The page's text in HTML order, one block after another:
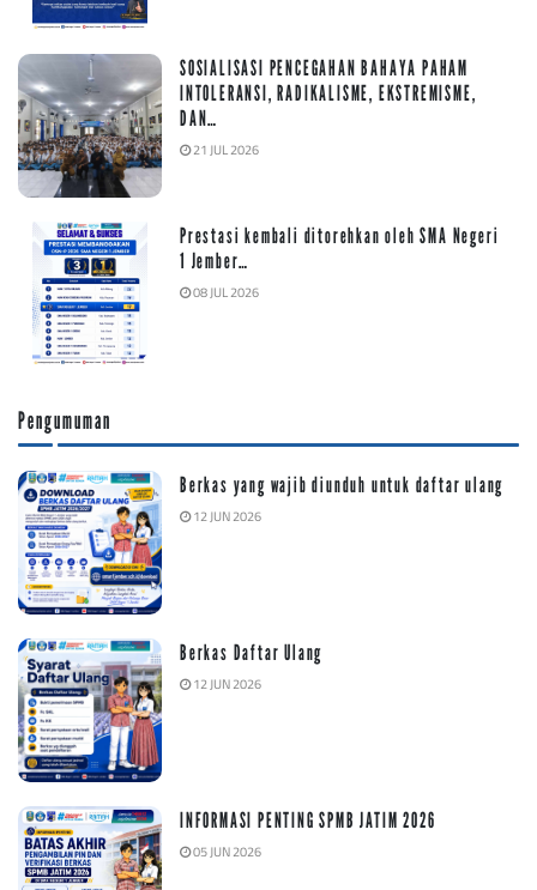
SOSIALISASI PENCEGAHAN BAHAYA PAHAM
INTOLERANSI, RADIKALISME, EKSTREMISME,
DAN…
21 JUL 2026
Prestasi kembali ditorehkan oleh SMA Negeri
1 Jember…
08 JUL 2026
Pengumuman
Berkas yang wajib diunduh untuk daftar ulang
12 JUN 2026
Berkas Daftar Ulang
12 JUN 2026
INFORMASI PENTING SPMB JATIM 2026
05 JUN 2026